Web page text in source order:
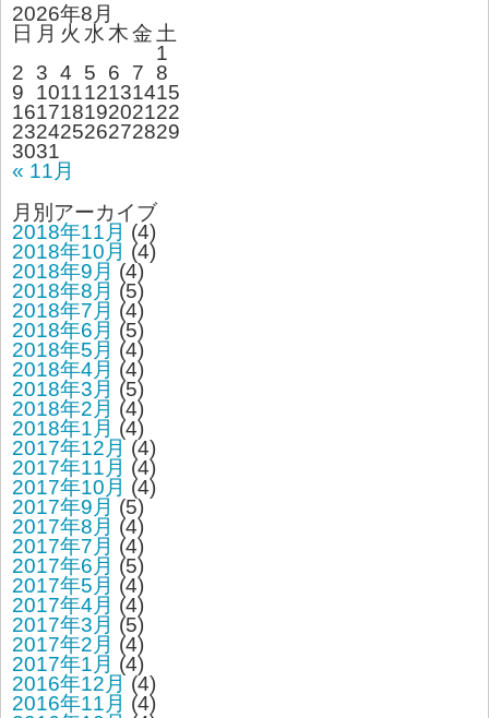
2026年8月
日 月 火 水 木金 土
1
2 3 4 5 6 7 8
9
101112131415
16171819202122
23242526272829
3031
« 11月
月別アーカイブ
2018年11月 (4)
2018年10月 (4)
2018年9月 (4)
2018年8月 (5)
2018年7月 (4)
2018年6月 (5)
2018年5月 (4)
2018年4月 (4)
2018年3月 (5)
2018年2月 (4)
2018年1月 (4)
2017年12月 (4)
2017年11月 (4)
2017年10月 (4)
2017年9月 (5)
2017年8月 (4)
2017年7月 (4)
2017年6月 (5)
2017年5月 (4)
2017年4月 (4)
2017年3月 (5)
2017年2月 (4)
2017年1月 (4)
2016年12月 (4)
2016年11月 (4)